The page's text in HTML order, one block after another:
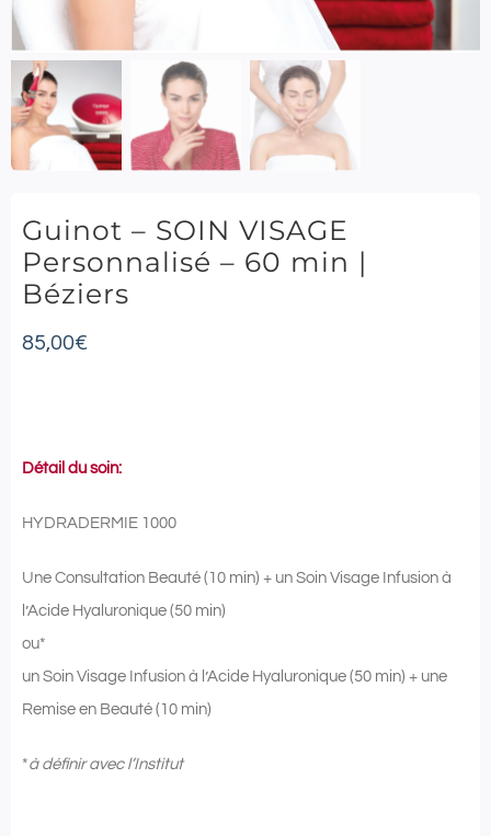
Guinot – SOIN VISAGE
Personnalisé – 60 min |
Béziers
85,00€
Détail du soin:
HYDRADERMIE 1000
Une Consultation Beauté (10 min) + un Soin Visage Infusion à
l’Acide Hyaluronique (50 min)
ou*
un Soin Visage Infusion à l’Acide Hyaluronique (50 min) + une
Remise en Beauté (10 min)
*à définir avec l’Institut